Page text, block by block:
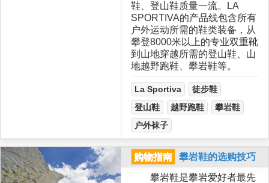
鞋、登山鞋质量一流。LA
SPORTIVA的产品线包含所有
户外运动所需的鞋类装备，从
攀登8000米以上的专业双重靴
到山地穿越所需的登山鞋、山
地越野跑鞋、攀岩鞋等。
La Sportiva
徒步鞋
登山鞋
越野跑鞋
攀岩鞋
户外袜子
购物指南
攀岩鞋的选购技巧
攀岩鞋是攀岩爱好者最先